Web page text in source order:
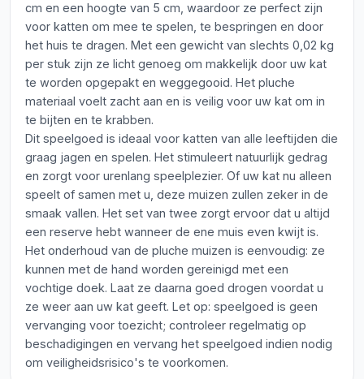
cm en een hoogte van 5 cm, waardoor ze perfect zijn
voor katten om mee te spelen, te bespringen en door
het huis te dragen. Met een gewicht van slechts 0,02 kg
per stuk zijn ze licht genoeg om makkelijk door uw kat
te worden opgepakt en weggegooid. Het pluche
materiaal voelt zacht aan en is veilig voor uw kat om in
te bijten en te krabben.
Dit speelgoed is ideaal voor katten van alle leeftijden die
graag jagen en spelen. Het stimuleert natuurlijk gedrag
en zorgt voor urenlang speelplezier. Of uw kat nu alleen
speelt of samen met u, deze muizen zullen zeker in de
smaak vallen. Het set van twee zorgt ervoor dat u altijd
een reserve hebt wanneer de ene muis even kwijt is.
Het onderhoud van de pluche muizen is eenvoudig: ze
kunnen met de hand worden gereinigd met een
vochtige doek. Laat ze daarna goed drogen voordat u
ze weer aan uw kat geeft. Let op: speelgoed is geen
vervanging voor toezicht; controleer regelmatig op
beschadigingen en vervang het speelgoed indien nodig
om veiligheidsrisico's te voorkomen.